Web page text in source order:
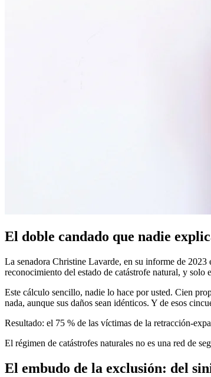
El doble candado que nadie
La senadora Christine Lavarde, en su informe de
reconocimiento del estado de catástrofe natural, y solo
Este cálculo sencillo, nadie lo hace por usted. Cien
nada, aunque sus daños sean idénticos. Y de esos
Resultado: el 75 % de las víctimas de la retracción-
El régimen de catástrofes naturales no es una red de
El embudo de la exclusión: del